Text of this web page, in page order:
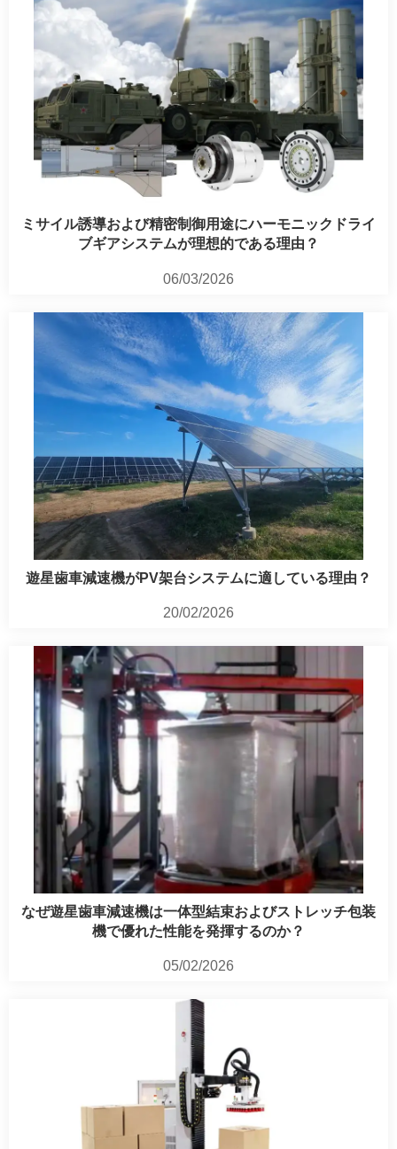
ミサイル誘導および精密制御用途にハーモニックドライ
ブギアシステムが理想的である理由？
06/03/2026
遊星歯車減速機がPV架台システムに適している理由？
20/02/2026
なぜ遊星歯車減速機は一体型結束およびストレッチ包装
機で優れた性能を発揮するのか？
05/02/2026